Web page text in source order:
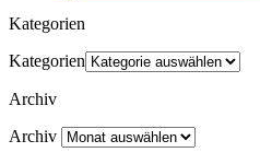
Kategorien
Kategorien
Archiv
Archiv